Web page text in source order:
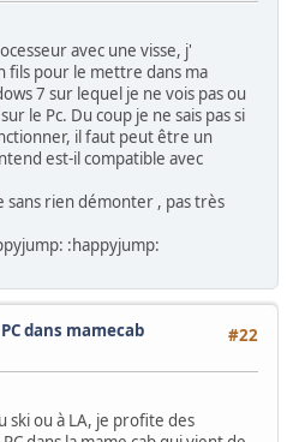
avec une visse, j'
fils pour le mettre dans ma
7 sur lequel je ne vois pas ou
le Pc. Du coup je ne sais pas si
il faut peut être un
est-il compatible avec
rien démonter , pas très
:happyjump:
#22
dans mamecab
ski ou à LA, je profite des